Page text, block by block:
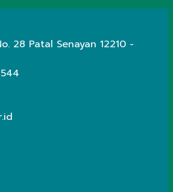
28 Patal Senayan 12210 -